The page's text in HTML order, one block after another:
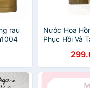
rau
Nước Hoa
Phục Hồi Và
Centella